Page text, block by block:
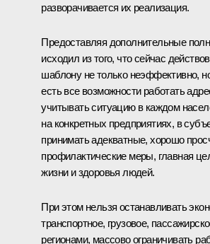
разворачивается их реализация.
Предоставляя дополнительные
исходил из того, что сейчас
шаблону не только неэффективно,
есть все возможности работать
учитывать ситуацию в каждом
на конкретных предприятиях, в
принимать адекватные, хорошо
профилактические меры, главная
жизни и здоровья людей.
При этом нельзя останавливать
транспортное, грузовое,
регионами, массово ограничивать